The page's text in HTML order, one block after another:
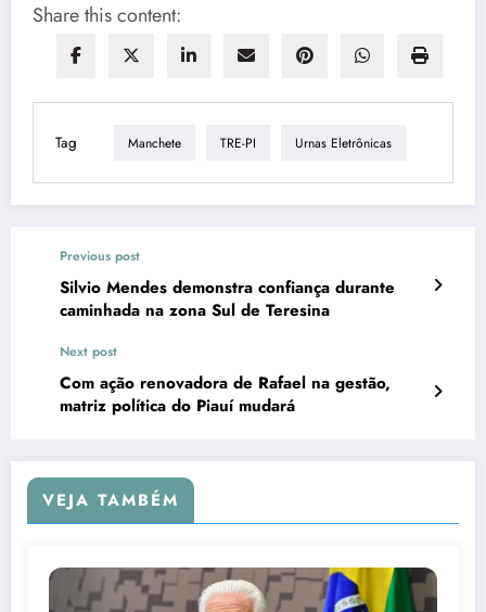
Share this content:
Tag Manchete TRE-PI Urnas Eletrônicas
Previous post
Silvio Mendes demonstra confiança durante
caminhada na zona Sul de Teresina
Next post
Com ação renovadora de Rafael na gestão,
matriz política do Piauí mudará
VEJA TAMBÉM